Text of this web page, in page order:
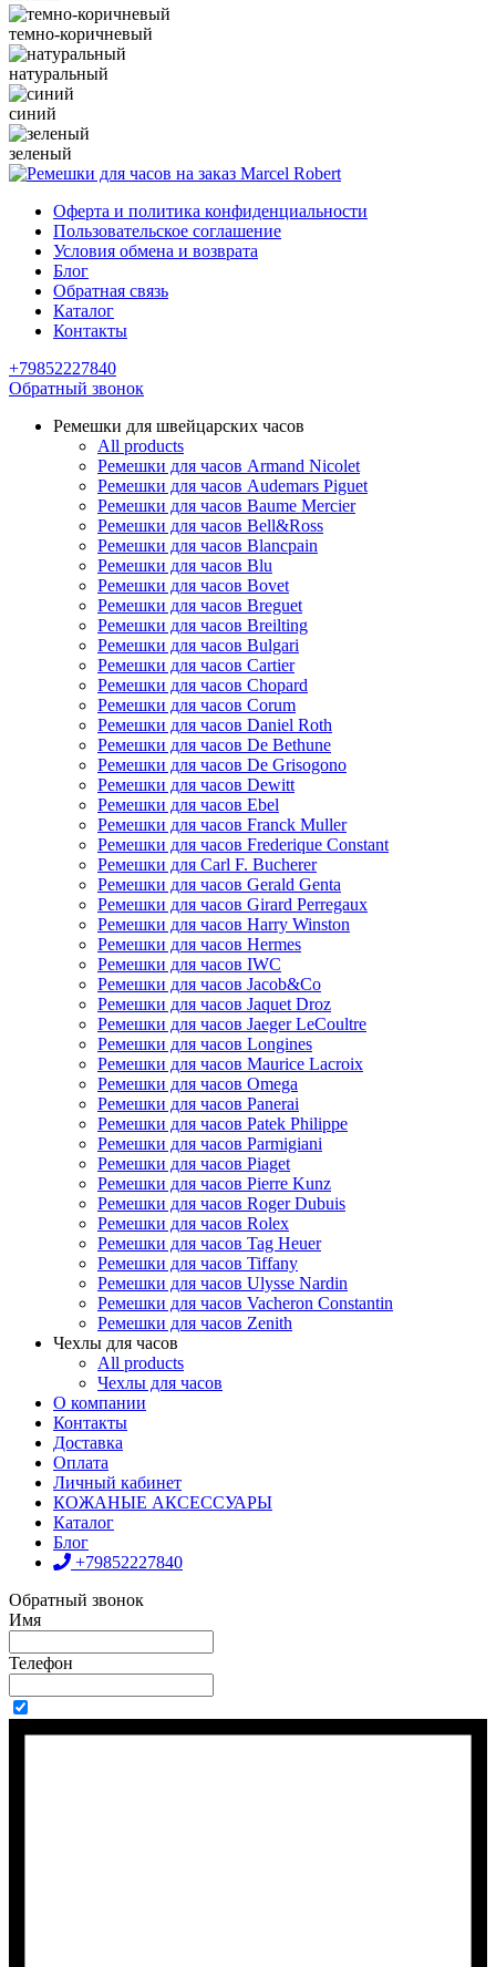
темно-коричневый
натуральный
синий
зеленый
Оферта и политика конфиденциальности
Пользовательское соглашение
Условия обмена и возврата
Блог
Обратная связь
Каталог
Контакты
+79852227840
Обратный звонок
Ремешки для швейцарских часов
All products
Ремешки для часов Armand Nicolet
Ремешки для часов Audemars Piguet
Ремешки для часов Baume Mercier
Ремешки для часов Bell&Ross
Ремешки для часов Blancpain
Ремешки для часов Blu
Ремешки для часов Bovet
Ремешки для часов Breguet
Ремешки для часов Breilting
Ремешки для часов Bulgari
Ремешки для часов Cartier
Ремешки для часов Chopard
Ремешки для часов Corum
Ремешки для часов Daniel Roth
Ремешки для часов De Bethune
Ремешки для часов De Grisogono
Ремешки для часов Dewitt
Ремешки для часов Ebel
Ремешки для часов Franck Muller
Ремешки для часов Frederique Constant
Ремешки для Carl F. Bucherer
Ремешки для часов Gerald Genta
Ремешки для часов Girard Perregaux
Ремешки для часов Harry Winston
Ремешки для часов Hermes
Ремешки для часов IWC
Ремешки для часов Jacob&Co
Ремешки для часов Jaquet Droz
Ремешки для часов Jaeger LeCoultre
Ремешки для часов Longines
Ремешки для часов Maurice Lacroix
Ремешки для часов Omega
Ремешки для часов Panerai
Ремешки для часов Patek Philippe
Ремешки для часов Parmigiani
Ремешки для часов Piaget
Ремешки для часов Pierre Kunz
Ремешки для часов Roger Dubuis
Ремешки для часов Rolex
Ремешки для часов Tag Heuer
Ремешки для часов Tiffany
Ремешки для часов Ulysse Nardin
Ремешки для часов Vacheron Constantin
Ремешки для часов Zenith
Чехлы для часов
All products
Чехлы для часов
О компании
Контакты
Доставка
Оплата
Личный кабинет
КОЖАНЫЕ АКСЕССУАРЫ
Каталог
Блог
+79852227840
Обратный звонок
Имя
Телефон